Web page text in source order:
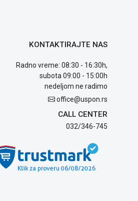
KONTAKTIRAJTE NAS
Radno vreme: 08:30 - 16:30h,
subota 09:00 - 15:00h
nedeljom ne radimo
office@uspon.rs
CALL CENTER
032/346-745